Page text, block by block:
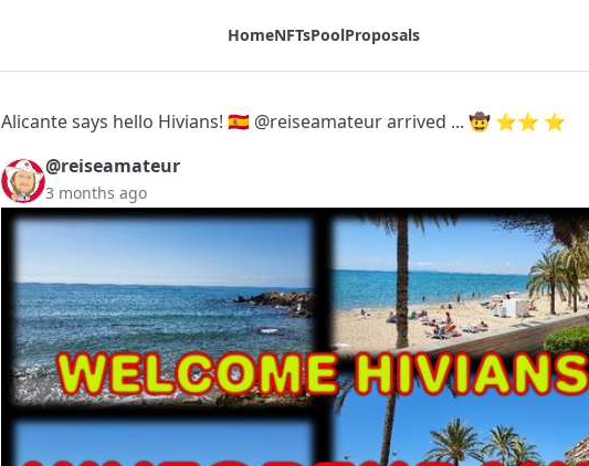
HomeNFTsPoolProposals
Alicante says hello Hivians! 🇪🇸 @reiseamateur arrived ... 🤠 ⭐️⭐️ ⭐️
@reiseamateur
3 months ago